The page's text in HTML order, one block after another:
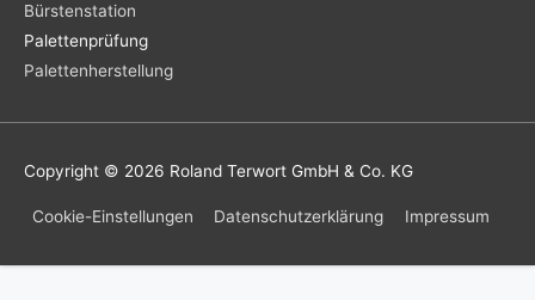
Bürstenstation
Palettenprüfung
Palettenherstellung
Copyright © 2026 Roland Terwort GmbH & Co. KG
Cookie-Einstellungen Datenschutzerklärung Impressum